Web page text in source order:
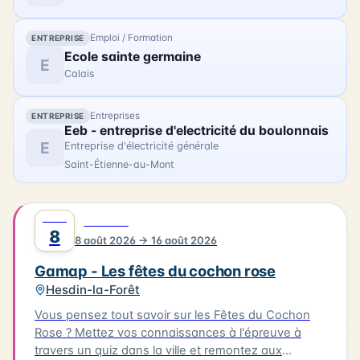
lors de la restauration du trois-mâts Duchesse
Anne au chantier Damen.
ENTREPRISE Emploi / Formation
E Ecole sainte germaine
Calais
ENTREPRISE Entreprises
E
Eeb - entreprise d'electricité du boulonnais
Entreprise d'électricité générale
Saint-Étienne-au-Mont
8 8 août 2026 → 16 août 2026
Gamap - Les fêtes du cochon rose
Hesdin-la-Forêt
Vous pensez tout savoir sur les Fêtes du Cochon
Rose ? Mettez vos connaissances à l'épreuve à
travers un quiz dans la ville et remontez aux